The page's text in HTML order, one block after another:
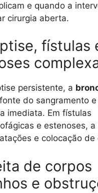
e quando a
cirurgia aberta.
fístulas
persistente, a
do sangramento
imediata. Em fístulas
e estenoses, a
e colocação de
de corpos
e